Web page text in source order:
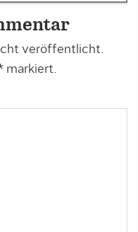
veröffentlicht.
markiert.